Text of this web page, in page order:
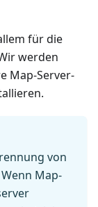
für die
werden
Map-Server-
von
Map-